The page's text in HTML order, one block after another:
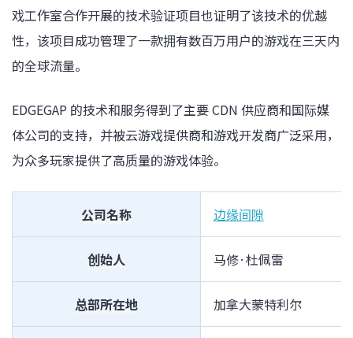
戏工作室合作开展的技术验证项目也证明了该技术的优越
性，该项目成功管理了一款拥有数百万用户的游戏在三天内
的全球流量。
EDGEGAP 的技术和服务得到了主要 CDN 供应商和国际媒
体公司的支持，并被云游戏提供商和游戏开发商广泛采用，
为众多玩家提供了高质量的游戏体验。
公司名称 边缘间隙
创始人 马修·杜佩雷
总部所在地 加拿大蒙特利尔